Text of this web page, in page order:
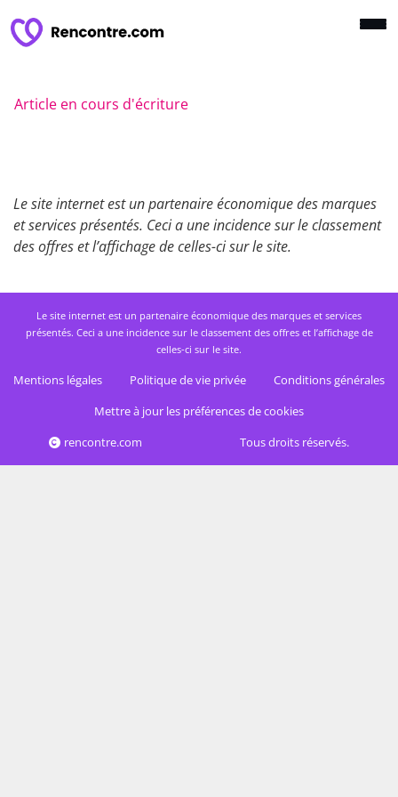
Article en cours d'écriture
Le site internet est un partenaire économique des marques
et services présentés. Ceci a une incidence sur le classement
des offres et l’affichage de celles-ci sur le site.
Le site internet est un partenaire économique des marques et services
présentés. Ceci a une incidence sur le classement des offres et l’affichage de
celles-ci sur le site.
Mentions légales Politique de vie privée
Conditions générales
Mettre à jour les préférences de cookies
rencontre.com
Tous droits réservés.